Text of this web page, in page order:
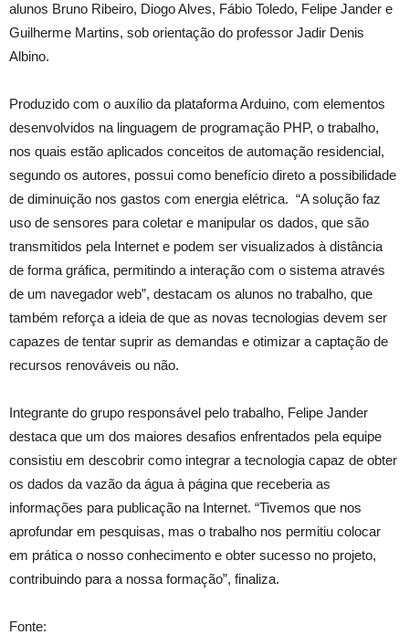
alunos Bruno Ribeiro, Diogo Alves, Fábio Toledo, Felipe Jander e
Guilherme Martins, sob orientação do professor Jadir Denis
Albino.
Produzido com o auxílio da plataforma Arduino, com elementos
desenvolvidos na linguagem de programação PHP, o trabalho,
nos quais estão aplicados conceitos de automação residencial,
segundo os autores, possui como benefício direto a possibilidade
de diminuição nos gastos com energia elétrica. “A solução faz
uso de sensores para coletar e manipular os dados, que são
transmitidos pela Internet e podem ser visualizados à distância
de forma gráfica, permitindo a interação com o sistema através
de um navegador web”, destacam os alunos no trabalho, que
também reforça a ideia de que as novas tecnologias devem ser
capazes de tentar suprir as demandas e otimizar a captação de
recursos renováveis ou não.
Integrante do grupo responsável pelo trabalho, Felipe Jander
destaca que um dos maiores desafios enfrentados pela equipe
consistiu em descobrir como integrar a tecnologia capaz de obter
os dados da vazão da água à página que receberia as
informações para publicação na Internet. “Tivemos que nos
aprofundar em pesquisas, mas o trabalho nos permitiu colocar
em prática o nosso conhecimento e obter sucesso no projeto,
contribuindo para a nossa formação”, finaliza.
Fonte: